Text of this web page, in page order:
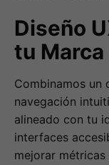
Diseño
tu Marca
Combinamos un
navegación
alineado con tu
interfaces
mejorar métricas